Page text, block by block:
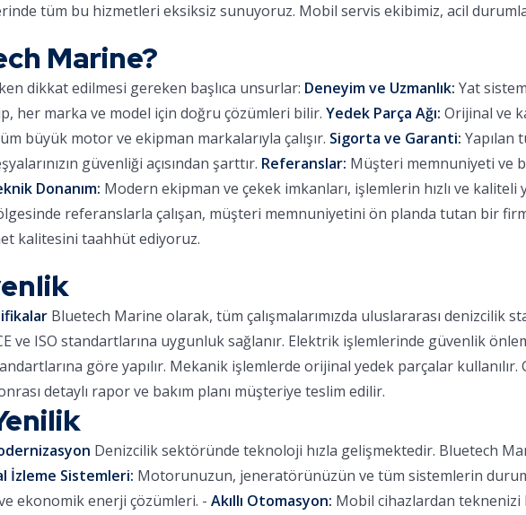
tüm bu hizmetleri eksiksiz sunuyoruz. Mobil servis ekibimiz, acil
Marine?
dikkat edilmesi gereken başlıca unsurlar: Deneyim ve Uzmanlık: Yat
her marka ve model için doğru çözümleri bilir. Yedek Parça Ağı: Orijinal ve
büyük motor ve ekipman markalarıyla çalışır. Sigorta ve Garanti: Yapılan
güvenliği açısından şarttır. Referanslar: Müşteri memnuniyeti ve
Donanım: Modern ekipman ve çekek imkanları, işlemlerin hızlı ve kaliteli
referanslarla çalışan, müşteri memnuniyetini ön planda tutan bir
kalitesini taahhüt ediyoruz.
Bluetech Marine olarak, tüm çalışmalarımızda uluslararası denizcilik
ve ISO standartlarına uygunluk sağlanır. Elektrik işlemlerinde güvenlik
göre yapılır. Mekanik işlemlerde orijinal yedek parçalar
detaylı rapor ve bakım planı müşteriye teslim edilir.
Denizcilik sektöründe teknoloji hızla gelişmektedir. Bluetech
İzleme Sistemleri: Motorunuzun, jeneratörünüzün ve tüm sistemlerin
ekonomik enerji çözümleri. - Akıllı Otomasyon: Mobil cihazlardan teknenizi